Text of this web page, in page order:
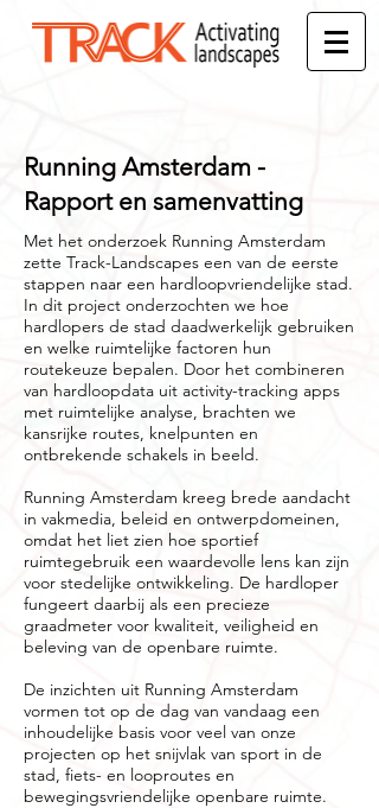
Running Amsterdam -
Rapport en samenvatting​
Met het onderzoek Running Amsterdam
zette Track-Landscapes een van de eerste
stappen naar een hardloopvriendelijke stad.
In dit project onderzochten we hoe
hardlopers de stad daadwerkelijk gebruiken
en welke ruimtelijke factoren hun
routekeuze bepalen. Door het combineren
van hardloopdata uit activity-tracking apps
met ruimtelijke analyse, brachten we
kansrijke routes, knelpunten en
ontbrekende schakels in beeld.
Running Amsterdam kreeg brede aandacht
in vakmedia, beleid en ontwerpdomeinen,
omdat het liet zien hoe sportief
ruimtegebruik een waardevolle lens kan zijn
voor stedelijke ontwikkeling. De hardloper
fungeert daarbij als een precieze
graadmeter voor kwaliteit, veiligheid en
beleving van de openbare ruimte.
De inzichten uit Running Amsterdam
vormen tot op de dag van vandaag een
inhoudelijke basis voor veel van onze
projecten op het snijvlak van sport in de
stad, fiets- en looproutes en
bewegingsvriendelijke openbare ruimte.